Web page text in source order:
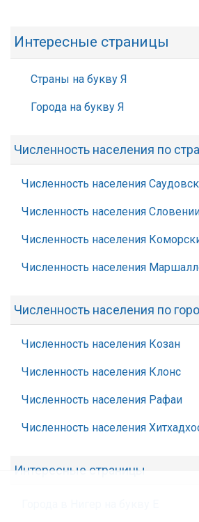
Интересные страницы
Страны на букву Я
Города на букву Я
Численность населения по
Численность населения
Численность населения
Численность населения
Численность населения
Численность населения по
Численность населения Козан
Численность населения Клонс
Численность населения Рафаи
Численность населения
Интересные страницы